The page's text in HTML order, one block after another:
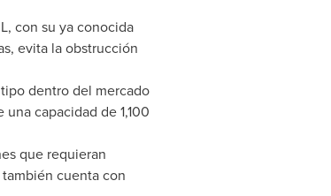
con su ya conocida
evita la obstrucción
dentro del mercado
capacidad de 1,100
que requieran
cuenta con